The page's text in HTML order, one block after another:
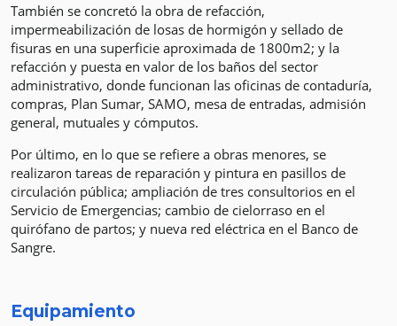
También se concretó la obra de refacción,
impermeabilización de losas de hormigón y sellado de
fisuras en una superficie aproximada de 1800m2; y la
refacción y puesta en valor de los baños del sector
administrativo, donde funcionan las oficinas de contaduría,
compras, Plan Sumar, SAMO, mesa de entradas, admisión
general, mutuales y cómputos.
Por último, en lo que se refiere a obras menores, se
realizaron tareas de reparación y pintura en pasillos de
circulación pública; ampliación de tres consultorios en el
Servicio de Emergencias; cambio de cielorraso en el
quirófano de partos; y nueva red eléctrica en el Banco de
Sangre.
Equipamiento